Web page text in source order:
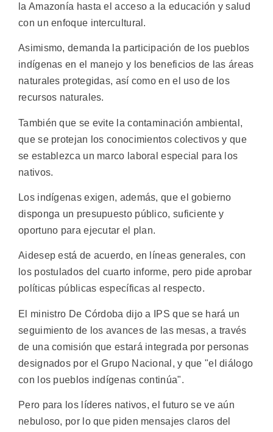
la Amazonía hasta el acceso a la educación y salud
con un enfoque intercultural.
Asimismo, demanda la participación de los pueblos
indígenas en el manejo y los beneficios de las áreas
naturales protegidas, así como en el uso de los
recursos naturales.
También que se evite la contaminación ambiental,
que se protejan los conocimientos colectivos y que
se establezca un marco laboral especial para los
nativos.
Los indígenas exigen, además, que el gobierno
disponga un presupuesto público, suficiente y
oportuno para ejecutar el plan.
Aidesep está de acuerdo, en líneas generales, con
los postulados del cuarto informe, pero pide aprobar
políticas públicas específicas al respecto.
El ministro De Córdoba dijo a IPS que se hará un
seguimiento de los avances de las mesas, a través
de una comisión que estará integrada por personas
designados por el Grupo Nacional, y que "el diálogo
con los pueblos indígenas continúa".
Pero para los líderes nativos, el futuro se ve aún
nebuloso, por lo que piden mensajes claros del